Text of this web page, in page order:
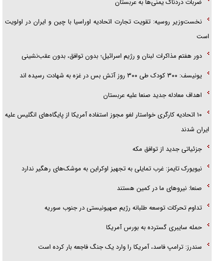
ضربات دردناک یمنی‌ها به عربستان
نخست‌وزیر روسیه:‌ تقویت تجارت اتحادیه اوراسیا با چین و ایران در اولویت
است
دور هفتم مذاکرات لبنان و رژیم اسرائیل؛ بدون توافق، بدون عقب‌نشینی
یونیسف: ۳۰۰ کودک طی ۳۰۰ روز آتش بس در غزه به شهادت رسیده اند
اهداف معادله جدید صنعا علیه عربستان
۱۰ اتحادیه کارگری خواستار لغو مجوز استفاده آمریکا از پایگاه‌های انگلیس علیه
ایران شدند
جزئیاتی جدید از توافق مکه
نیویورک تایمز: غرب تمایلی به تجهیز اوکراین به موشک‌های رهگیر ندارد
صنعا: نیروهای ما در کمین‌ هستند
تداوم تحرکات توسعه طلبانه رژیم صهیونیستی در جنوب سوریه
حمله سایبری گسترده به بورس آمریکا
سندرز: ترامپ فاسد، آمریکا را وارد یک جنگ فاجعه بار کرده است